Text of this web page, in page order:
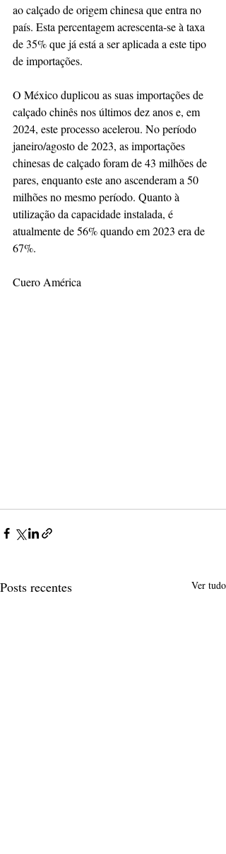
ao calçado de origem chinesa que entra no
país. Esta percentagem acrescenta-se à taxa
de 35% que já está a ser aplicada a este tipo
de importações.
O México duplicou as suas importações de
calçado chinês nos últimos dez anos e, em
2024, este processo acelerou. No período
janeiro/agosto de 2023, as importações
chinesas de calçado foram de 43 milhões de
pares, enquanto este ano ascenderam a 50
milhões no mesmo período. Quanto à
utilização da capacidade instalada, é
atualmente de 56% quando em 2023 era de
67%.
Cuero América
Posts recentes Ver tudo